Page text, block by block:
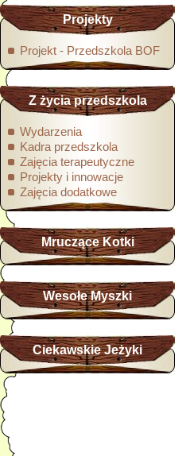
Projekty
Projekt - Przedszkola BOF
Z życia przedszkola
Wydarzenia
Kadra przedszkola
Zajęcia terapeutyczne
Projekty i innowacje
Zajęcia dodatkowe
Mruczące Kotki
Wesołe Myszki
Ciekawskie Jeżyki